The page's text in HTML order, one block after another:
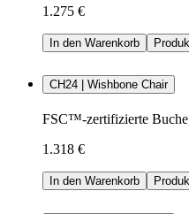
1.275 €
In den Warenkorb
CH24 | Wishbone Chair
FSC™-zertifizierte
1.318 €
In den Warenkorb